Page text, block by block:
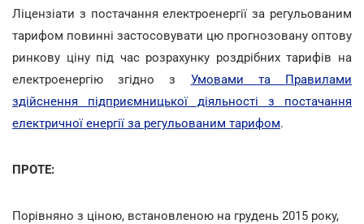
Ліцензіати з постачання електроенергії за регульованим
тарифом повинні застосовувати цю прогнозовану оптову
ринкову ціну під час розрахунку роздрібних тарифів на
електроенергію згідно з Умовами та Правилами
здійснення підприємницької діяльності з постачання
електричної енергії за регульованим тарифом.
ПРОТЕ:
Порівняно з ціною, встановленою на грудень 2015 року,